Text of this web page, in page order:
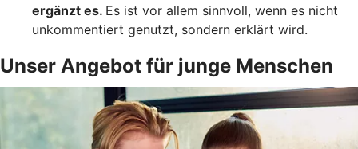
ergänzt es. Es ist vor allem sinnvoll, wenn es nicht
unkommentiert genutzt, sondern erklärt wird.
Unser Angebot für junge Menschen